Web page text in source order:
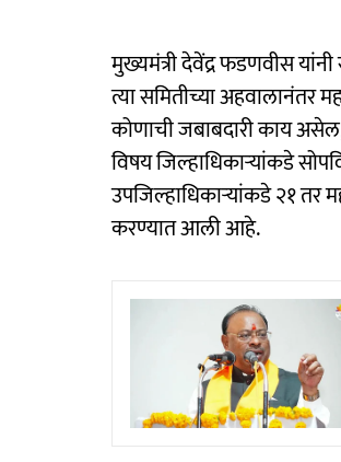
मुख्यमंत्री देवेंद्र फडणवीस
त्या समितीच्या अहवालानंतर
कोणाची जबाबदारी काय
विषय जिल्हाधिकाऱ्यांकडे
उपजिल्हाधिकाऱ्यांकडे २१ तर
करण्यात आली आहे.